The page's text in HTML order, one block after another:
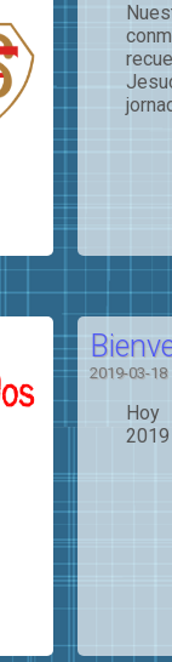
2019-03-18
Hoy
2019